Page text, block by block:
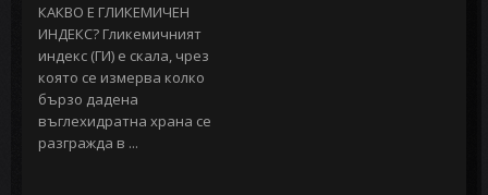
КАКВО Е ГЛИКЕМИЧЕН
ИНДЕКС? Гликемичният
индекс (ГИ) е скала, чрез
която се измерва колко
бързо дадена
въглехидратна храна се
разгражда в ...